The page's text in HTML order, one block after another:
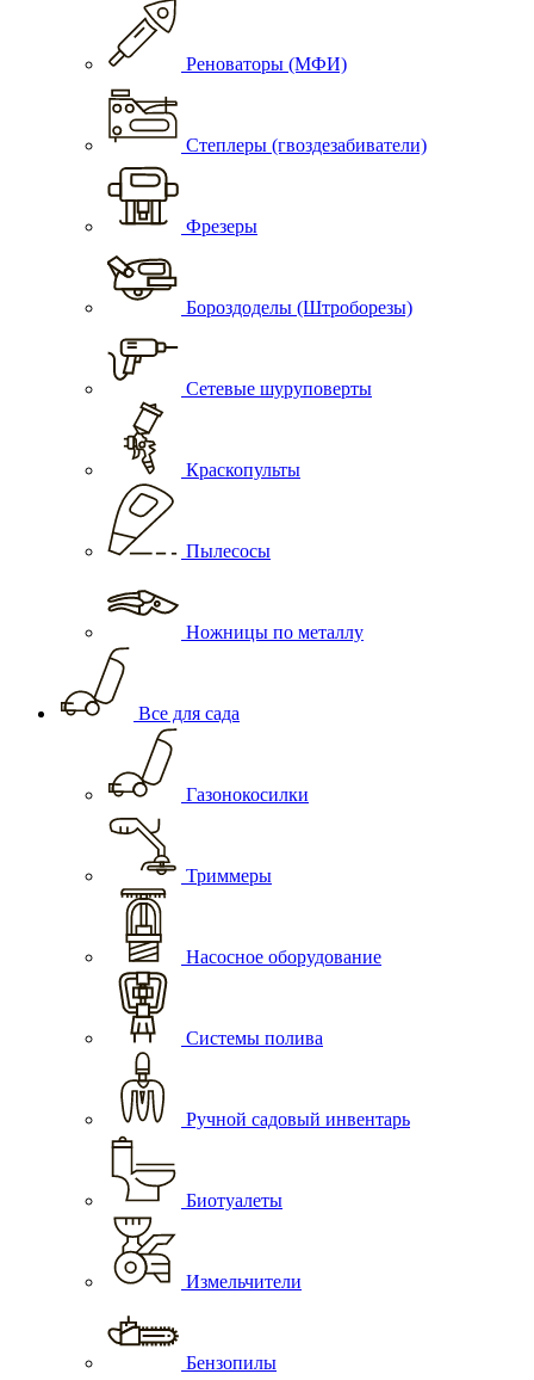
Реноваторы (МФИ)
Степлеры (гвоздезабиватели)
Фрезеры
Бороздоделы (Штроборезы)
Сетевые шуруповерты
Краскопульты
Пылесосы
Ножницы по металлу
Все для сада
Газонокосилки
Триммеры
Насосное оборудование
Системы полива
Ручной садовый инвентарь
Биотуалеты
Измельчители
Бензопилы